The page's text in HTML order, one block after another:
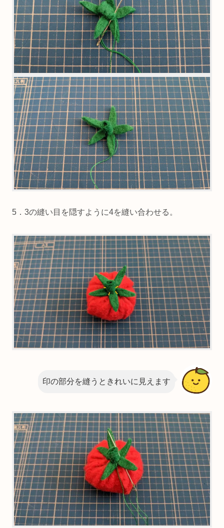
5．3の縫い目を隠すように4を縫い合わせる。
印の部分を縫うときれいに見えます